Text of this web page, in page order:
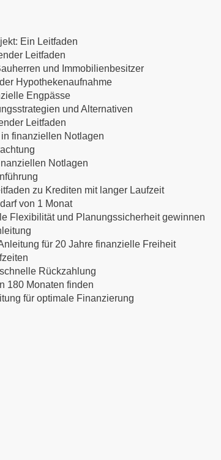
Ein Leitfaden
Leitfaden
und Immobilienbesitzer
Hypothekenaufnahme
Engpässe
und Alternativen
Leitfaden
finanziellen Notlagen
Notlagen
zu Krediten mit langer Laufzeit
von 1 Monat
Flexibilität und Planungssicherheit gewinnen
für 20 Jahre finanzielle Freiheit
Rückzahlung
180 Monaten finden
für optimale Finanzierung